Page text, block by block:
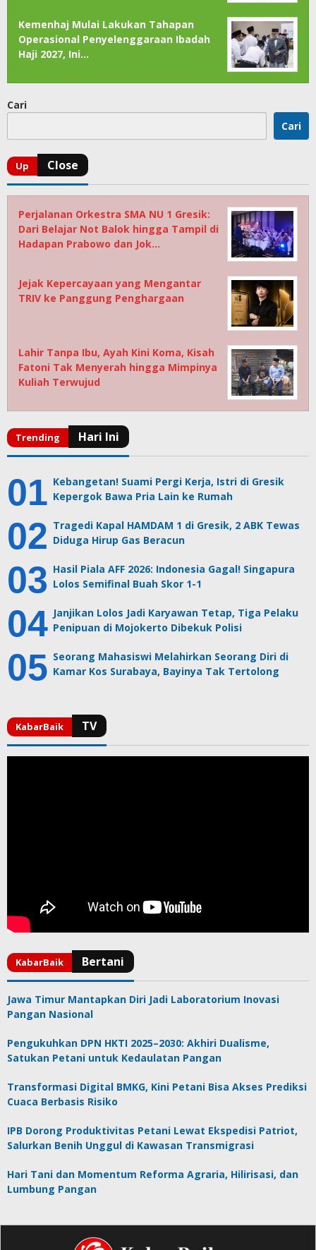
Kemenhaj Mulai Lakukan Tahapan
Operasional Penyelenggaraan Ibadah
Haji 2027, Ini…
Cari
Cari
Perjalanan Orkestra SMA NU 1 Gresik:
Dari Belajar Not Balok hingga Tampil di
Hadapan Prabowo dan Jok…
Jejak Kepercayaan yang Mengantar
TRIV ke Panggung Penghargaan
Lahir Tanpa Ibu, Ayah Kini Koma, Kisah
Fatoni Tak Menyerah hingga Mimpinya
Kuliah Terwujud
Kebangetan! Suami Pergi Kerja, Istri di Gresik
Kepergok Bawa Pria Lain ke Rumah
Tragedi Kapal HAMDAM 1 di Gresik, 2 ABK Tewas
Diduga Hirup Gas Beracun
Hasil Piala AFF 2026: Indonesia Gagal! Singapura
Lolos Semifinal Buah Skor 1-1
Janjikan Lolos Jadi Karyawan Tetap, Tiga Pelaku
Penipuan di Mojokerto Dibekuk Polisi
Seorang Mahasiswi Melahirkan Seorang Diri di
Kamar Kos Surabaya, Bayinya Tak Tertolong
Jawa Timur Mantapkan Diri Jadi Laboratorium Inovasi
Pangan Nasional
Pengukuhkan DPN HKTI 2025–2030: Akhiri Dualisme,
Satukan Petani untuk Kedaulatan Pangan
Transformasi Digital BMKG, Kini Petani Bisa Akses Prediksi
Cuaca Berbasis Risiko
IPB Dorong Produktivitas Petani Lewat Ekspedisi Patriot,
Salurkan Benih Unggul di Kawasan Transmigrasi
Hari Tani dan Momentum Reforma Agraria, Hilirisasi, dan
Lumbung Pangan